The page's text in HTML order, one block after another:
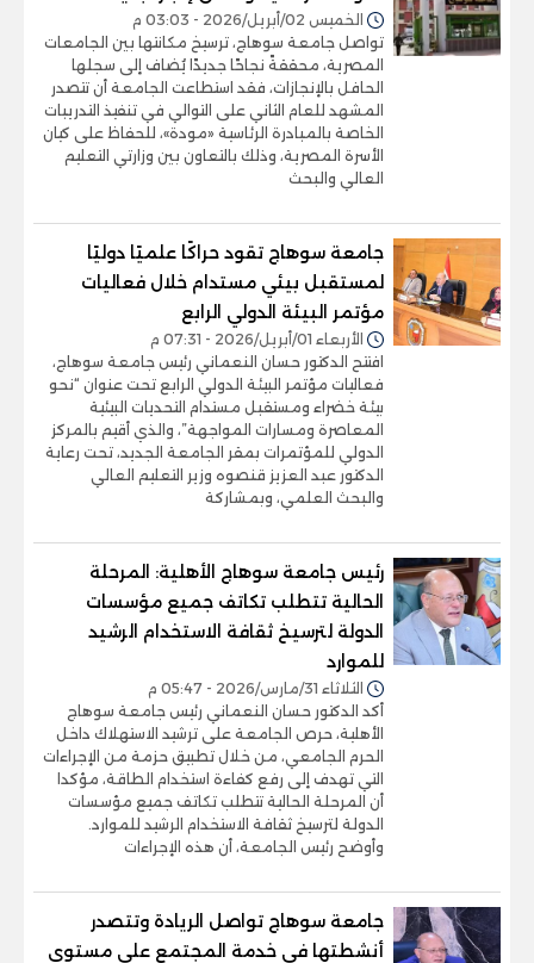
الخميس 02/أبريل/2026 - 03:03 م
تواصل جامعة سوهاج، ترسيخ مكانتها بين الجامعات
المصرية، محققةً نجاحًا جديدًا يُضاف إلى سجلها
الحافل بالإنجازات، فقد استطاعت الجامعة أن تتصدر
المشهد للعام الثاني على التوالي في تنفيذ التدريبات
الخاصة بالمبادرة الرئاسية «مودة»، للحفاظ على كيان
الأسرة المصرية، وذلك بالتعاون بين وزارتي التعليم
العالي والبحث
جامعة سوهاج تقود حراكًا علميًا دوليًا
لمستقبل بيئي مستدام خلال فعاليات
مؤتمر البيئة الدولي الرابع
الأربعاء 01/أبريل/2026 - 07:31 م
افتتح الدكتور حسان النعماني رئيس جامعة سوهاج،
فعاليات مؤتمر البيئة الدولي الرابع تحت عنوان “نحو
بيئة خضراء ومستقبل مستدام التحديات البيئية
المعاصرة ومسارات المواجهة”، والذي أقيم بالمركز
الدولي للمؤتمرات بمقر الجامعة الجديد، تحت رعاية
الدكتور عبد العزيز قنصوه وزير التعليم العالي
والبحث العلمي، وبمشاركة
رئيس جامعة سوهاج الأهلية: المرحلة
الحالية تتطلب تكاتف جميع مؤسسات
الدولة لترسيخ ثقافة الاستخدام الرشيد
للموارد
الثلاثاء 31/مارس/2026 - 05:47 م
أكد الدكتور حسان النعماني رئيس جامعة سوهاج
الأهلية، حرص الجامعة على ترشيد الاستهلاك داخل
الحرم الجامعي، من خلال تطبيق حزمة من الإجراءات
التي تهدف إلى رفع كفاءة استخدام الطاقة، مؤكدا
أن المرحلة الحالية تتطلب تكاتف جميع مؤسسات
الدولة لترسيخ ثقافة الاستخدام الرشيد للموارد.
وأوضح رئيس الجامعة، أن هذه الإجراءات
جامعة سوهاج تواصل الريادة وتتصدر
أنشطتها في خدمة المجتمع على مستوى